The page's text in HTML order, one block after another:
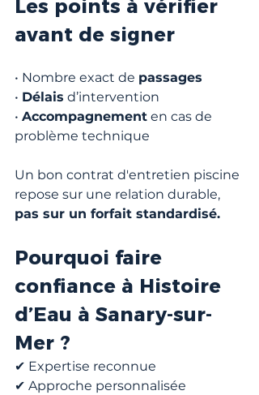
Les points à vérifier
avant de signer
• Nombre exact de passages
• Délais d’intervention
• Accompagnement en cas de
problème technique
Un bon contrat d'entretien piscine
repose sur une relation durable,
pas sur un forfait standardisé.
Pourquoi faire
confiance à Histoire
d’Eau à Sanary-sur-
Mer ?
✔ Expertise reconnue
✔ Approche personnalisée